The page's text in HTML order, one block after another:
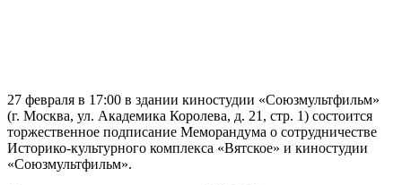
27 февраля в 17:00 в здании киностудии «Союзмультфильм»
(г. Москва, ул. Академика Королева, д. 21, стр. 1) состоится
торжественное подписание Меморандума о сотрудничестве
Историко-культурного комплекса «Вятское» и киностудии
«Союзмультфильм».